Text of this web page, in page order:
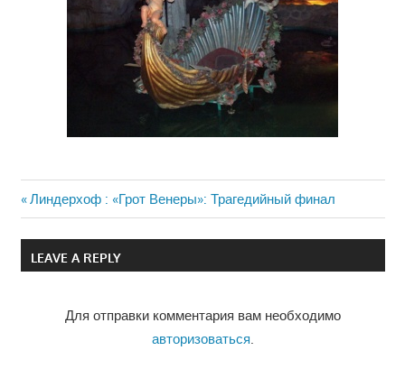
Навигация
по
Previous
Post:
Линдерхоф : «Грот Венеры»: Трагедийный финал
LEAVE A REPLY
Для отправки комментария вам необходимо
авторизоваться